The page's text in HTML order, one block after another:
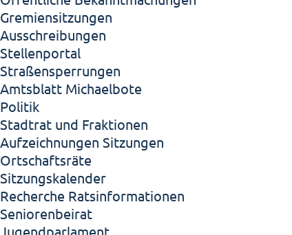
Gremiensitzungen
Ausschreibungen
Stellenportal
Straßensperrungen
Amtsblatt Michaelbote
Politik
Stadtrat und Fraktionen
Aufzeichnungen Sitzungen
Ortschaftsräte
Sitzungskalender
Recherche Ratsinformationen
Seniorenbeirat
Jugendparlament